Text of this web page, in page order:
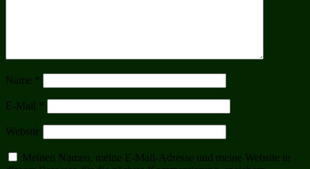
Name *
E-Mail *
Website
Meinen Namen, meine E-Mail-Adresse und meine Website in